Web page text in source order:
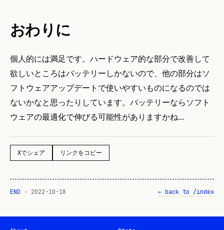
おわりに
個人的には満足です。ハードウェア的な部分で改善して
欲しいところはバッテリーしかないので、他の部分はソ
フトウェアアップデートで使いやすいものになるのでは
ないかなと思ったりしています。バッテリーならソフト
ウェアの最適化で伸びる可能性がありますかね…
Xでシェア リンクをコピー
END · 2022-10-18 ← back to /index